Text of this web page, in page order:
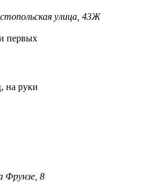
улица, 43Ж
первых
на руки
Фрунзе, 8